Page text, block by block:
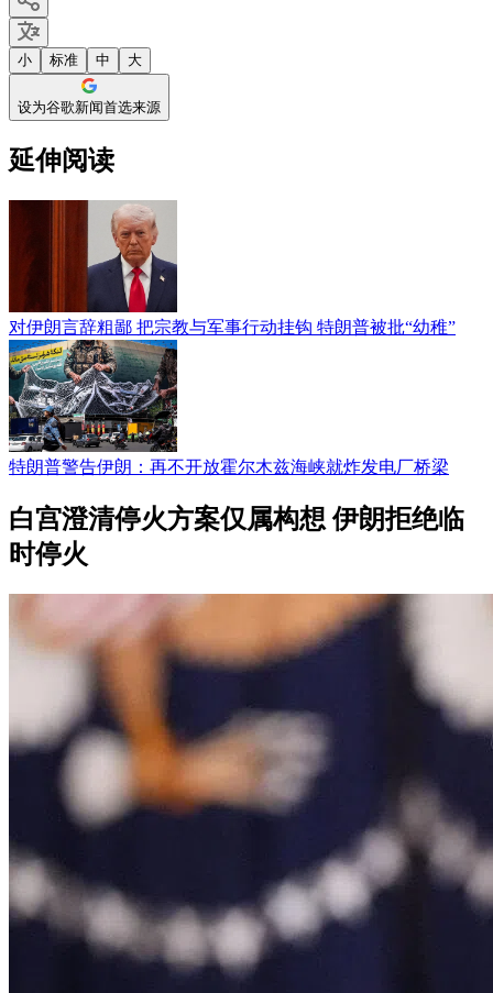
小 标准 中 大
设为谷歌新闻首选来源
延伸阅读
对伊朗言辞粗鄙 把宗教与军事行动挂钩 特朗普被批“幼稚”
特朗普警告伊朗：再不开放霍尔木兹海峡就炸发电厂桥梁
白宫澄清停火方案仅属构想 伊朗拒绝临
时停火